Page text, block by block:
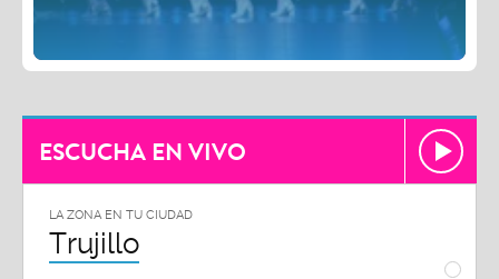
ESCUCHA EN VIVO
LA ZONA EN TU CIUDAD
Trujillo